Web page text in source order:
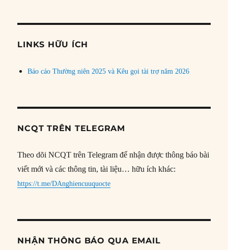
đề
LINKS HỮU ÍCH
Báo cáo Thường niên 2025 và Kêu gọi tài trợ năm 2026
NCQT TRÊN TELEGRAM
Theo dõi NCQT trên Telegram để nhận được thông báo bài
viết mới và các thông tin, tài liệu… hữu ích khác:
https://t.me/DAnghiencuuquocte
NHẬN THÔNG BÁO QUA EMAIL